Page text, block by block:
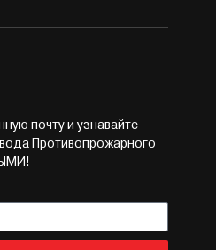
почту и узнавайте
Противопрожарного